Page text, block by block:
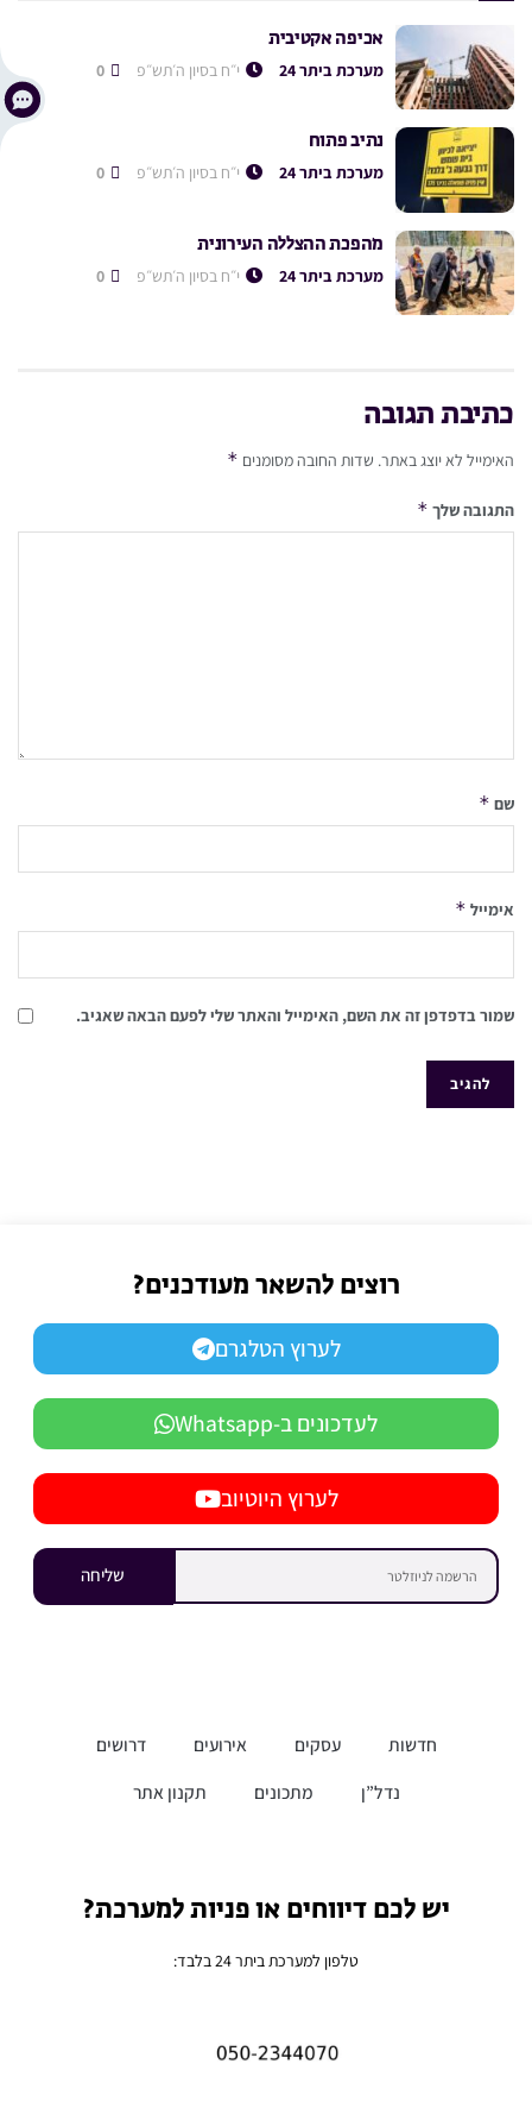
אכיפה אקטיבית
מערכת ביתר 24 י״ח בסיון ה׳תש״פ
נתיב פתוח
מערכת ביתר 24 י״ח בסיון ה׳תש״פ
מהפכת ההצללה העירונית
מערכת ביתר 24 י״ח בסיון ה׳תש״פ
כתיבת תגובה
האימייל לא יוצג באתר. שדות החובה מסומנים *
התגובה שלך *
שם *
אימייל *
שמור בדפדפן זה את השם, האימייל והאתר שלי לפעם הבאה שאגיב.
רוצים להשאר מעודכנים?
לערוץ הטלגרם
לעדכונים ב-Whatsapp
לערוץ היוטיוב
שליחה
חדשות עסקים אירועים
דרושים
נדל”ן
מתכונים תקנון אתר
יש לכם דיווחים או פניות למערכת?
טלפון למערכת ביתר 24 בלבד: